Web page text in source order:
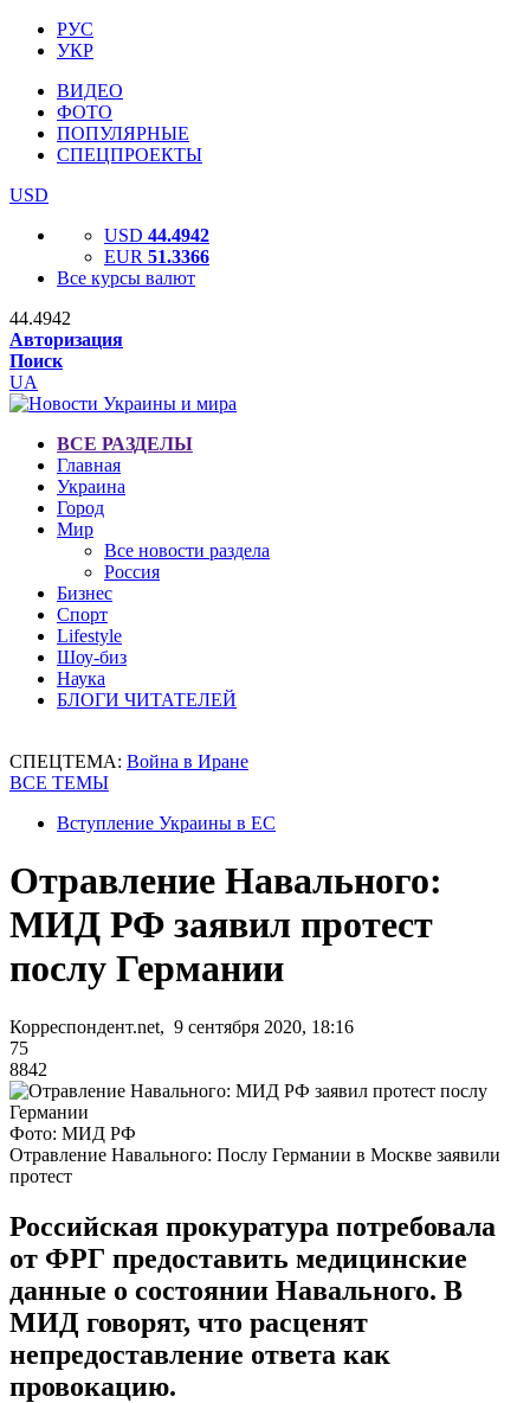
РУС
УКР
ВИДЕО
ФОТО
ПОПУЛЯРНЫЕ
СПЕЦПРОЕКТЫ
USD
USD 44.4942
EUR 51.3366
Все курсы валют
44.4942
Авторизация
Поиск
UA
ВСЕ РАЗДЕЛЫ
Главная
Украина
Город
Мир
Все новости раздела
Россия
Бизнес
Спорт
Lifestyle
Шоу-биз
Наука
БЛОГИ ЧИТАТЕЛЕЙ
СПЕЦТЕМА: Война в Иране
ВСЕ ТЕМЫ
Вступление Украины в ЕС
Отравление Навального:
МИД РФ заявил протест
послу Германии
Корреспондент.net, 9 сентября 2020, 18:16
75
8842
Фото: МИД РФ
Отравление Навального: Послу Германии в Москве заявили
протест
Российская прокуратура потребовала
от ФРГ предоставить медицинские
данные о состоянии Навального. В
МИД говорят, что расценят
непредоставление ответа как
провокацию.